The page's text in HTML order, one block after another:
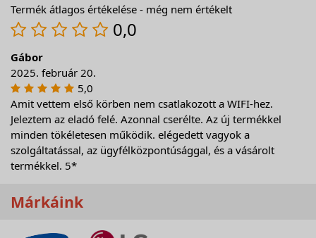
Termék átlagos értékelése - még nem értékelt
0,0
Gábor
2025. február 20.
5,0
Amit vettem első körben nem csatlakozott a WIFI-hez.
Jeleztem az eladó felé. Azonnal cserélte. Az új termékkel
minden tökéletesen működik. elégedett vagyok a
szolgáltatással, az ügyfélközpontúsággal, és a vásárolt
termékkel. 5*
Márkáink